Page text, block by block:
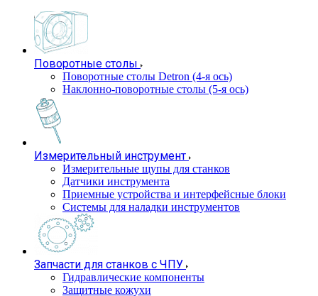
Поворотные столы
Поворотные столы Detron (4-я ось)
Наклонно-поворотные столы (5-я ось)
Измерительный инструмент
Измерительные щупы для станков
Датчики инструмента
Приемные устройства и интерфейсные блоки
Системы для наладки инструментов
Запчасти для станков с ЧПУ
Гидравлические компоненты
Защитные кожухи